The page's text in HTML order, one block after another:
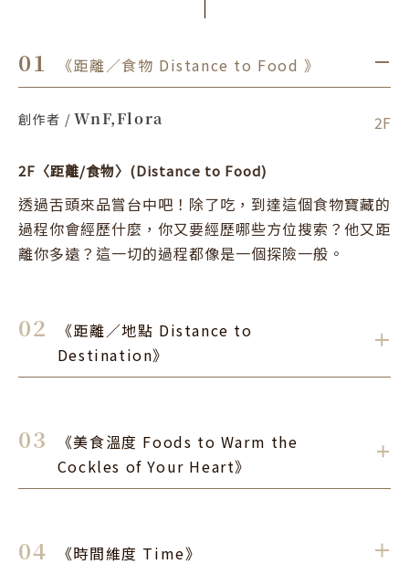
01 《距離／食物 Distance to Food 》
創作者 / WnF,Flora 2F
2F〈距離/食物〉(Distance to Food)
透過舌頭來品嘗台中吧！除了吃，到達這個食物寶藏的
過程你會經歷什麼，你又要經歷哪些方位搜索？他又距
離你多遠？這一切的過程都像是一個探險一般。
02
《距離／地點 Distance to
Destination》
．
上網查台中旅遊，總是會迸出幾個景點，對於台中必去
的點有那麼多，你了解他們的位置？如果你只有短短時
03
《美食溫度 Foods to Warm the
Cockles of Your Heart》
．
04 《時間維度 Time》